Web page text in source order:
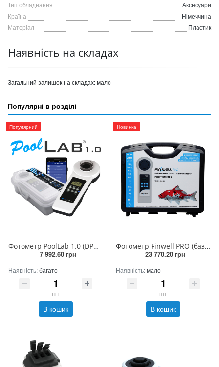
Тип обладнання
Аксесуари
Країна
Німеччина
Матеріал
Пластик
Наявність на складах
Загальний залишок на складах:мало
Популярні в розділі
Популярний
Фотометр PoolLab 1.0 (DPD1, DPD3, pH, Alkalinity-M,CYA-Test)
7 992.60 грн
Наявність:багато
шт
В кошик
Новинка
Фотометр Finwell PRO (базовий, озера)
23 770.20 грн
Наявність:мало
шт
В кошик